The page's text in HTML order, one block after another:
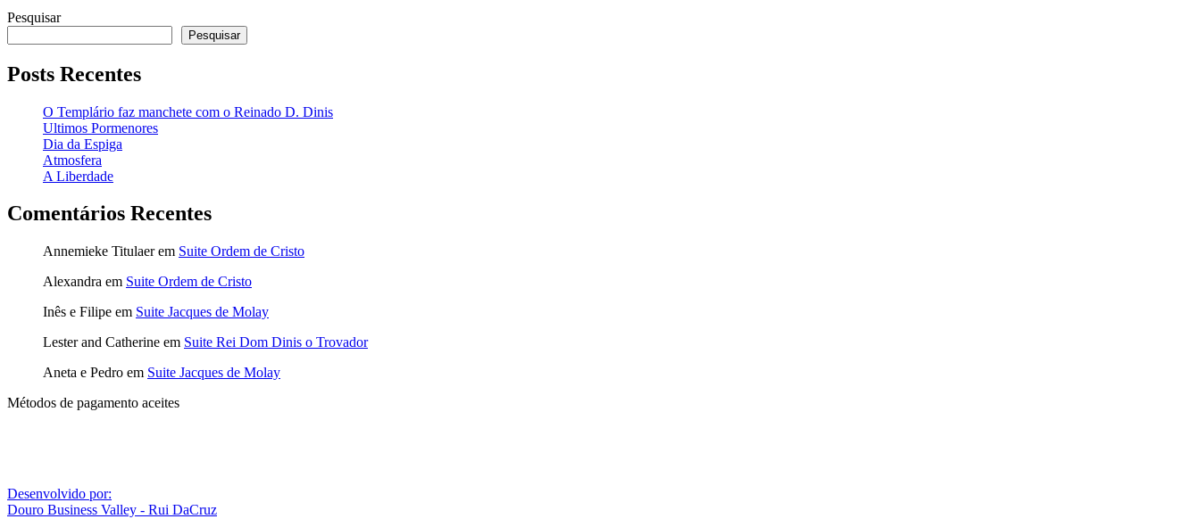
Reinado
Dinis”
Pesquisar
Pesquisar
Posts Recentes
O Templário faz manchete com o Reinado D. Dinis
Ultimos Pormenores
Dia da Espiga
Atmosfera
A Liberdade
Comentários Recentes
Annemieke Titulaerem Suite Ordem de Cristo
Alexandra em Suite Ordem de Cristo
Inês e Filipe em Suite Jacques de Molay
Lester and Catherine em Suite Rei Dom Dinis o Trovador
Aneta e Pedro em Suite Jacques de Molay
Métodos de pagamento aceites
Desenvolvido por:
Douro Business Valley - Rui DaCruz